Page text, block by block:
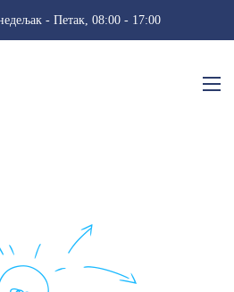
- Петак, 08:00 - 17:00